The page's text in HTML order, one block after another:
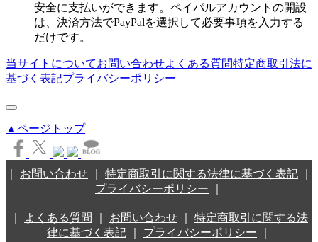
安全に支払いができます。ペイパルアカウントの開設
は、決済方法でPayPalを選択して必要事項を入力する
だけです。
当サイトについてお問い合わせよくある質問特定商取引法に
基づく表記プライバシーポリシー
▲ページトップ
お問い合わせ 特定商取引に関する法律に基づく表記
プライバシーポリシー
よくある質問 お問い合わせ
特定商取引に関する法
律に基づく表記
プライバシーポリシー